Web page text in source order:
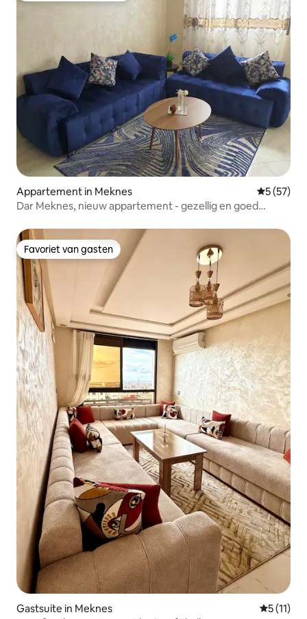
Appartement in Meknes
5 (57)
Dar Meknes, nieuw appartement - gezellig en goed
Favoriet van gasten
Favoriet van gasten
Gastsuite in Meknes
5 (11)